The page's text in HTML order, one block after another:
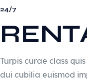
24/7
Turpis curae class
dui cubilia euismod